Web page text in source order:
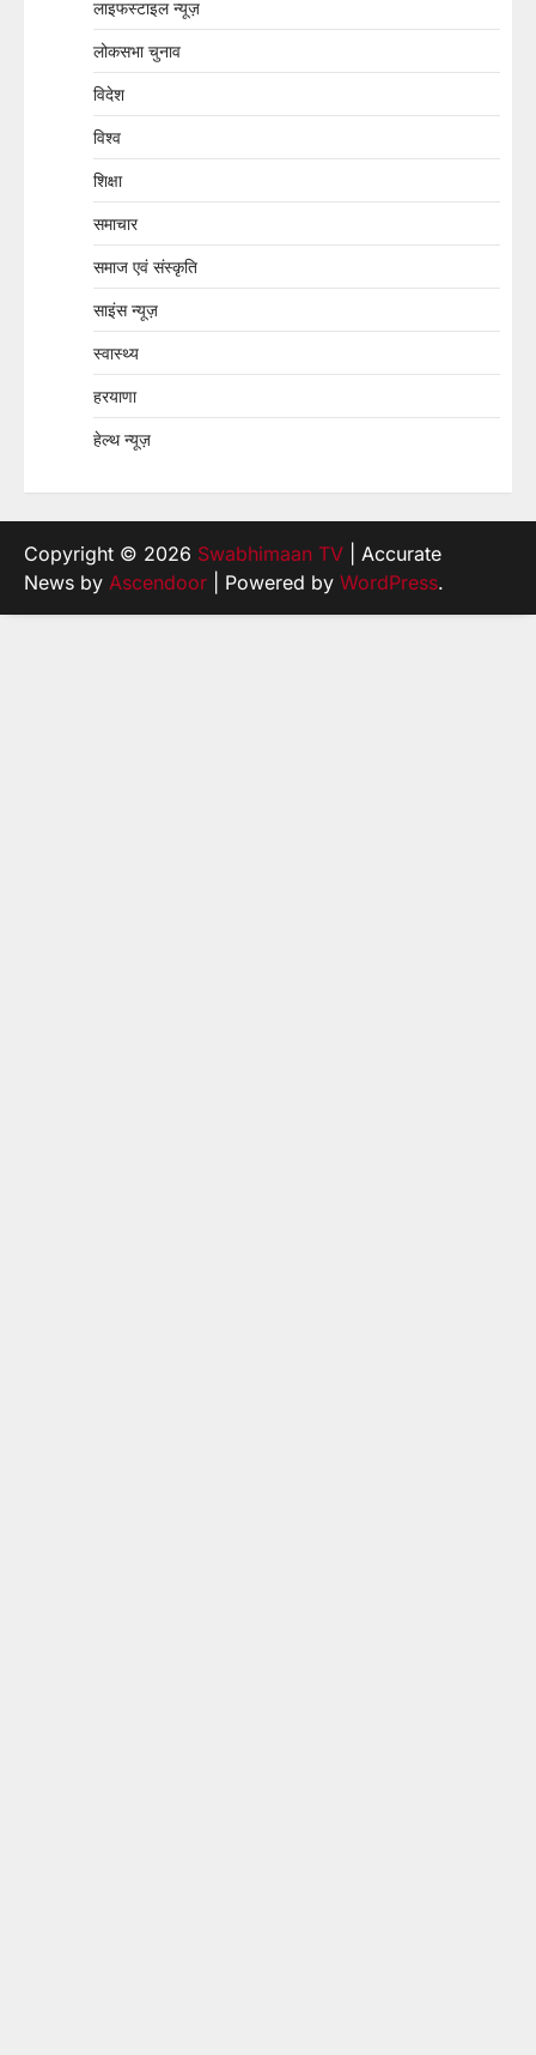
लाइफस्टाइल न्यूज़
लोकसभा चुनाव
विदेश
विश्व
शिक्षा
समाचार
समाज एवं संस्कृति
साइंस न्यूज़
स्वास्थ्य
हरयाणा
हेल्थ न्यूज़
Copyright © 2026 Swabhimaan TV | Accurate
News by Ascendoor | Powered by WordPress.